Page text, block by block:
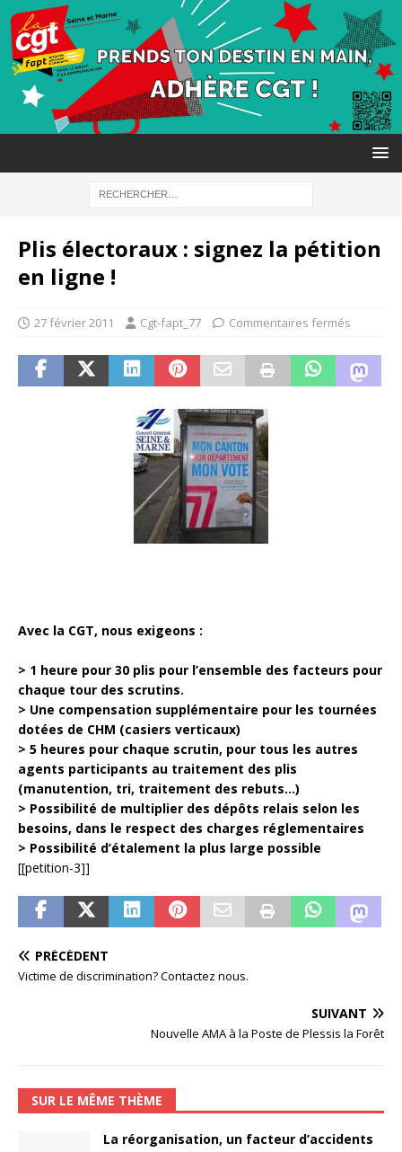
Plis électoraux : signez la pétition
en ligne !
27 février 2011 Cgt-fapt_77 Commentaires fermés
Avec la CGT, nous exigeons :
> 1 heure pour 30 plis pour l’ensemble des facteurs pour
chaque tour des scrutins.
> Une compensation supplémentaire pour les tournées
dotées de CHM (casiers verticaux)
> 5 heures pour chaque scrutin, pour tous les autres
agents participants au traitement des plis
(manutention, tri, traitement des rebuts…)
> Possibilité de multiplier des dépôts relais selon les
besoins, dans le respect des charges réglementaires
> Possibilité d’étalement la plus large possible
[[petition-3]]
PRÉCÉDENT
Victime de discrimination? Contactez nous.
SUIVANT
Nouvelle AMA à la Poste de Plessis la Forêt
SUR LE MÊME THÈME
La réorganisation, un facteur d’accidents